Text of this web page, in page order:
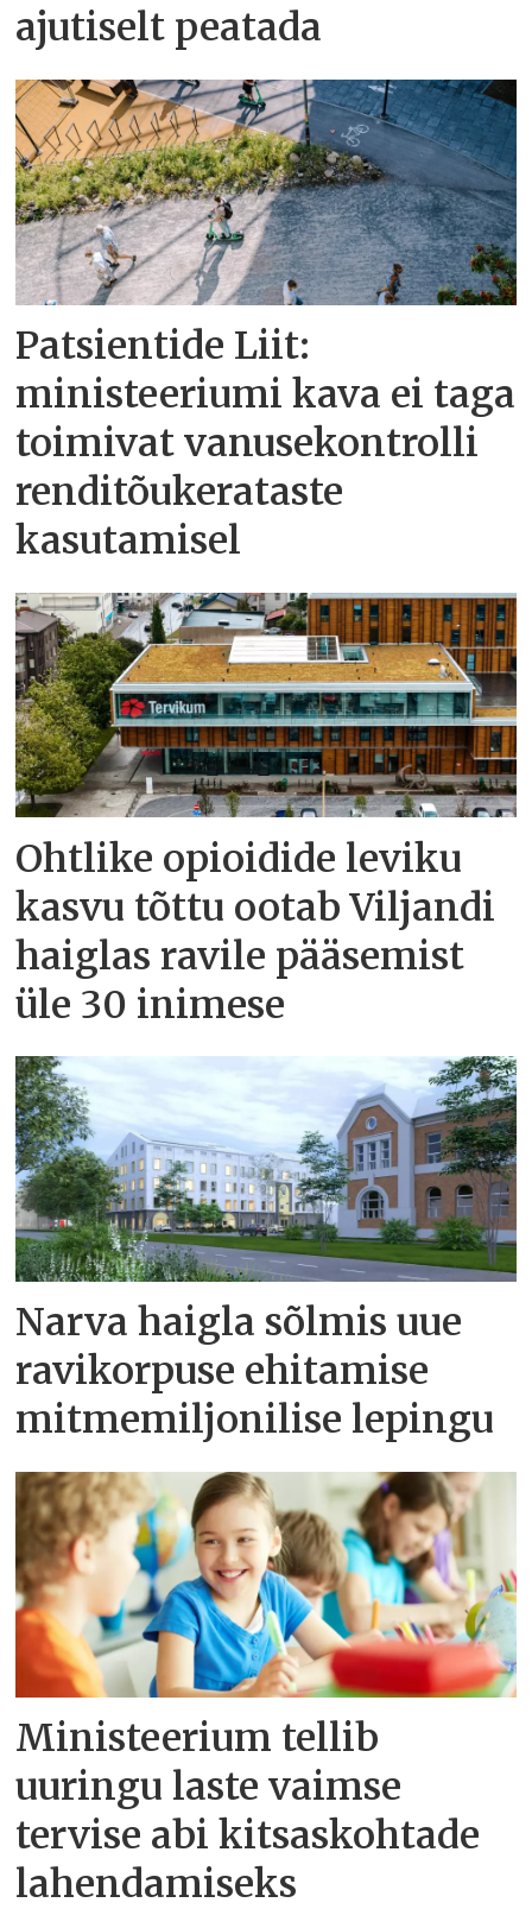
ajutiselt peatada
Patsientide Liit:
ministeeriumi kava ei taga
toimivat vanusekontrolli
renditõukerataste
kasutamisel
Ohtlike opioidide leviku
kasvu tõttu ootab Viljandi
haiglas ravile pääsemist
üle 30 inimese
Narva haigla sõlmis uue
ravikorpuse ehitamise
mitmemiljonilise lepingu
Ministeerium tellib
uuringu laste vaimse
tervise abi kitsaskohtade
lahendamiseks